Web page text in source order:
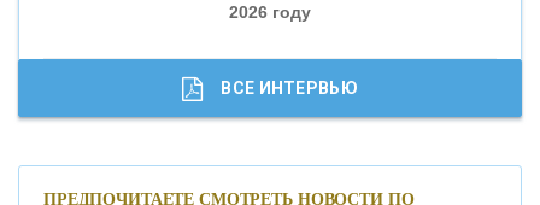
«ГАЗПРОМБАНК»
«МОСКОВСКИЙ КРЕДИТНЫЙ БАНК»
2026 году
ВСЕ ИНТЕРВЬЮ
ПРЕДПОЧИТАЕТЕ СМОТРЕТЬ НОВОСТИ ПО